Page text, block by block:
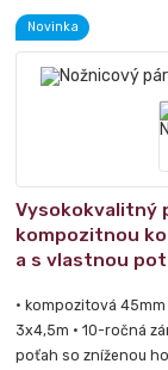
Novinka
Vysokokvalitný
kompozitnou
a s vlastnou
• kompozitová
3x4,5m • 10-ročná
poťah so zníženou